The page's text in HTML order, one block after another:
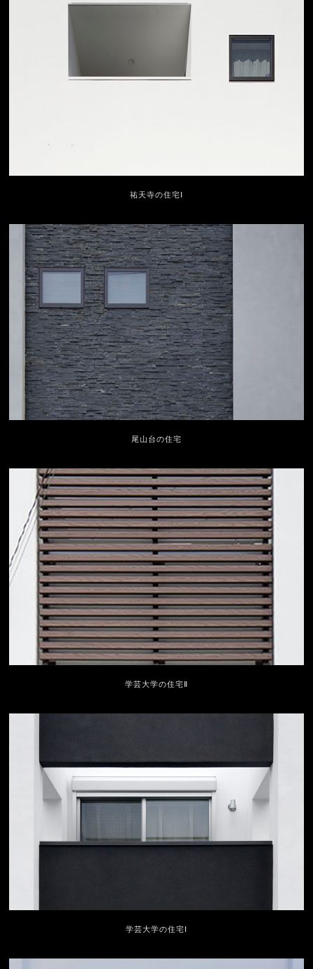
祐天寺の住宅Ⅰ
尾山台の住宅
学芸大学の住宅Ⅱ
学芸大学の住宅Ⅰ